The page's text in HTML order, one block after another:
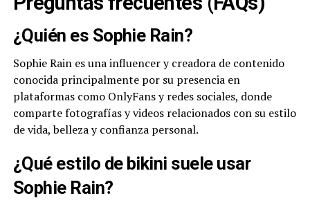
¿Quién es Sophie Rain?
Sophie Rain es una influencer y creadora de contenido
conocida principalmente por su presencia en
plataformas como OnlyFans y redes sociales, donde
comparte fotografías y videos relacionados con su estilo
de vida, belleza y confianza personal.
¿Qué estilo de bikini suele usar
Sophie Rain?